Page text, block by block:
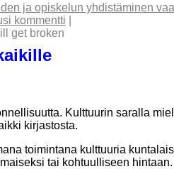
ja opiskelun yhdistäminen
kommentti
get broken
Kulttuurin saralla
kirjastosta.
toimintana kulttuuria
tai kohtuulliseen hintaan.